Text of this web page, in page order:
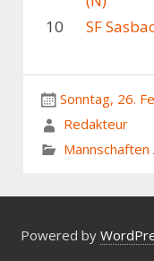
10
SF
Sonntag, 26.
Redakteur
Mannschaften
Powered by